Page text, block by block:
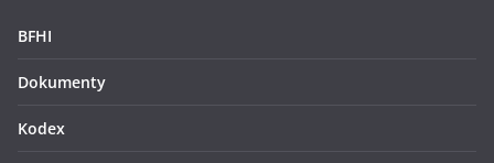
BFHI
Dokumenty
Kodex